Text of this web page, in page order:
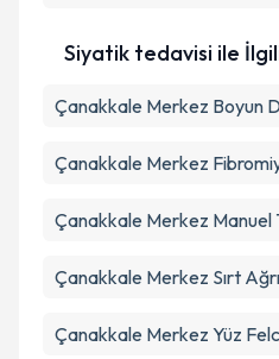
Siyatik tedavisi ile
Çanakkale Merkez Boyun
Çanakkale Merkez
Çanakkale Merkez Manuel
Çanakkale Merkez Sırt
Çanakkale Merkez Yüz